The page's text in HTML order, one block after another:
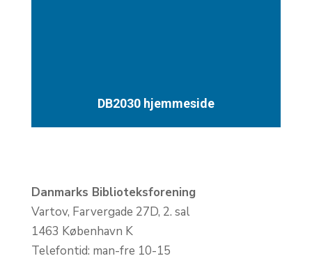
DB2030 hjemmeside
Danmarks Biblioteksforening
Vartov, Farvergade 27D, 2. sal
1463 København K
Telefontid: man-fre 10-15